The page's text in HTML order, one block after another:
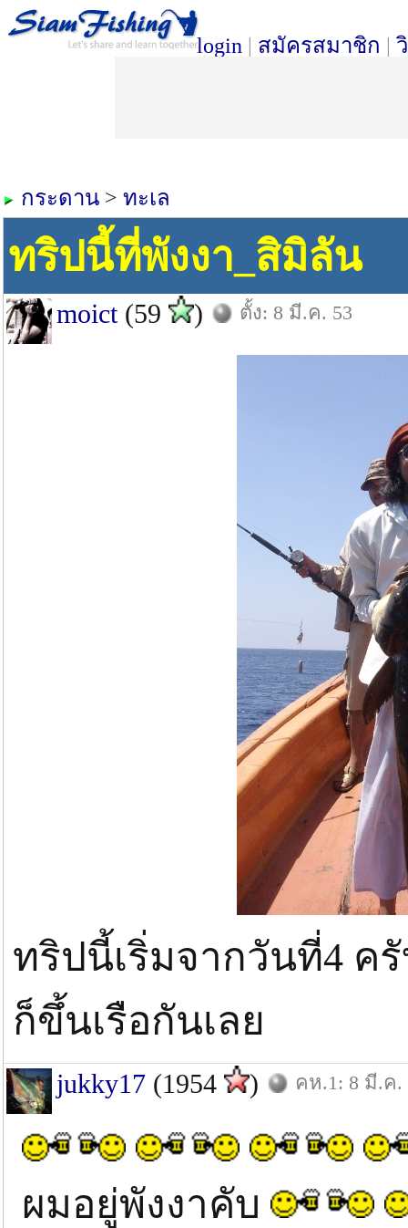
login | สมัครสมาชิก |
กระดาน > ทะเล
ทริปนี้ที่พังงา_สิมิลัน
moict(59 ) ตั้ง: 8 มี.ค. 53
ทริปนี้เริ่มจากวันที่4 ค
ก็ขึ้นเรือกันเลย
jukky17 (1954 ) คห.1: 8 มี.ค.
ผมอยู่พังงาคับ